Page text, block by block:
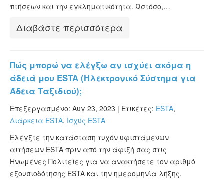
πτήσεων και την εγκληματικότητα. Ωστόσο,…
Διαβάστε περισσότερα
Πώς μπορώ να ελέγξω αν ισχύει ακόμα η
άδειά μου ESTA (Ηλεκτρονικό Σύστημα για
Άδεια Ταξιδιού);
Επεξεργασμένο: Αυγ 23, 2023 | Ετικέτες: ESTA,
Διάρκεια ESTA, Ισχύς ESTA
Ελέγξτε την κατάσταση τυχόν υφιστάμενων
αιτήσεων ESTA πριν από την άφιξή σας στις
Ηνωμένες Πολιτείες για να ανακτήσετε τον αριθμό
εξουσιοδότησης ESTA και την ημερομηνία λήξης.